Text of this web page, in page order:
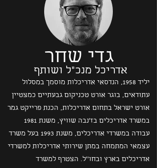
יליד 1958, הנדסאי אדריכלות מוסמך במסלול
עתודאים, בוגר אורט טכניקום גבעתיים כמצטיין
אורט ישראל בתחום אדריכלות, הכנת פרייקט גמר
במשרד אדריכלים בז'נבה שוויץ, משנת 1981
עבודה במשרדי אדריכלים, משנת 1993 בעל משרד
עצמאי המתמחה במתן שירותי אדריכלות למשרדי
אדריכלים בארץ ובחו''ל. הצטרף למשרד
גדי שחר
אדריכל מנכ"ל ושותף